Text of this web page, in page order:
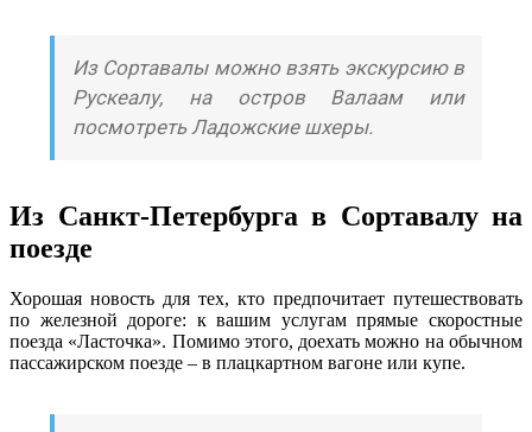
Из Сортавалы можно взять экскурсию в
Рускеалу, на остров Валаам или
посмотреть Ладожские шхеры.
Из Санкт-Петербурга в Сортавалу на
поезде
Хорошая новость для тех, кто предпочитает путешествовать
по железной дороге: к вашим услугам прямые скоростные
поезда «Ласточка». Помимо этого, доехать можно на обычном
пассажирском поезде – в плацкартном вагоне или купе.